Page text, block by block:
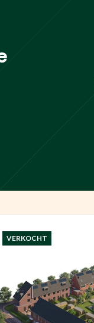
VERKOCHT